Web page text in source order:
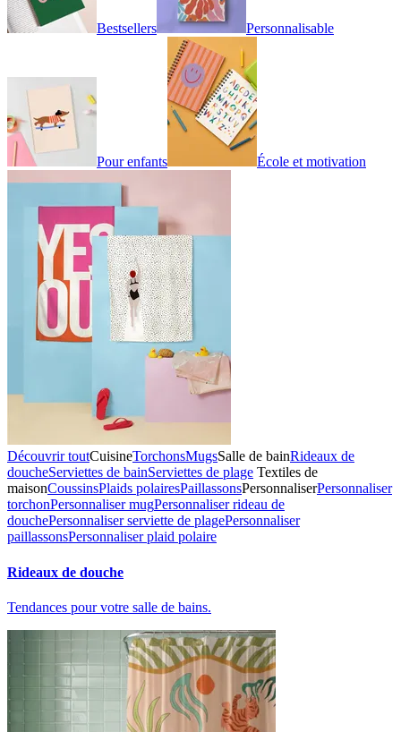
Bestsellers Personnalisable
Pour enfants École et motivation
Découvrir toutCuisineTorchonsMugsSalle de bainRideaux de
doucheServiettes de bainServiettes de plage Textiles de
maisonCoussinsPlaids polairesPaillassonsPersonnaliserPersonnaliser
torchonPersonnaliser mugPersonnaliser rideau de
douchePersonnaliser serviette de plagePersonnaliser
paillassonsPersonnaliser plaid polaire
Rideaux de douche
Tendances pour votre salle de bains.